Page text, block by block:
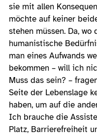
sie mit allen
möchte auf keiner
stehen müssen. Da, wo
humanistische
man eines Aufwands
bekommen – will ich
Muss das sein? –
Seite der Lebenslage
haben, um auf die
Ich brauche die
Platz, Barrierefreiheit